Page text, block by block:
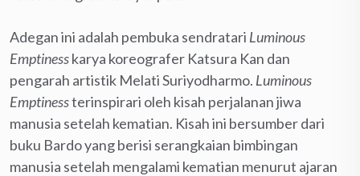
Adegan ini adalah pembuka sendratari Luminous
Emptinesskarya koreografer Katsura Kan dan
pengarah artistik Melati Suriyodharmo. Luminous
Emptinessterinspirari oleh kisah perjalanan jiwa
manusia setelah kematian. Kisah ini bersumber dari
buku Bardo yang berisi serangkaian bimbingan
manusia setelah mengalami kematian menurut ajaran